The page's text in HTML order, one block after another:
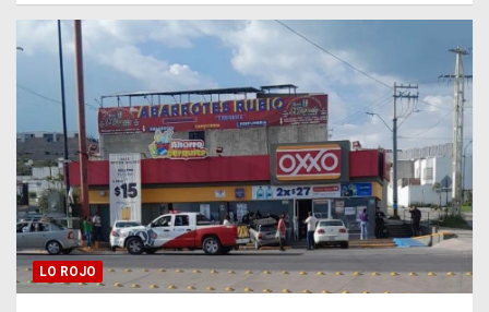
LO ROJO